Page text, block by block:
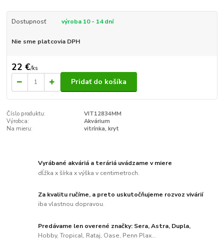
Dostupnosť výroba 10 - 14 dní
Nie sme platcovia DPH
22 €/ks
Pridať do košíka
Číslo produktu:
VIT12834MM
Výrobca:
Akvárium
Na mieru:
vitrínka, kryt
Vyrábané akváriá a teráriá uvádzame v miere
dĺžka x šírka x výška v centimetroch.
Za kvalitu ručíme, a preto uskutočňujeme rozvoz vivárií
iba vlastnou dopravou.
Predávame len overené značky: Sera, Astra, Dupla,
Hobby, Tropical, Rataj, Oase, Penn Plax...